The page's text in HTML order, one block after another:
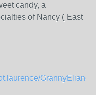
candy, a
of Nancy ( East